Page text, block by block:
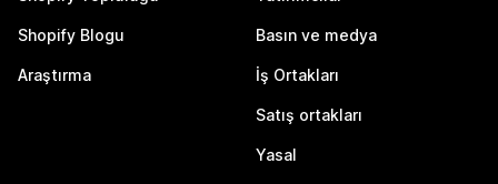
Shopify Blogu
Araştırma
Basın ve medya
İş Ortakları
Satış ortakları
Yasal